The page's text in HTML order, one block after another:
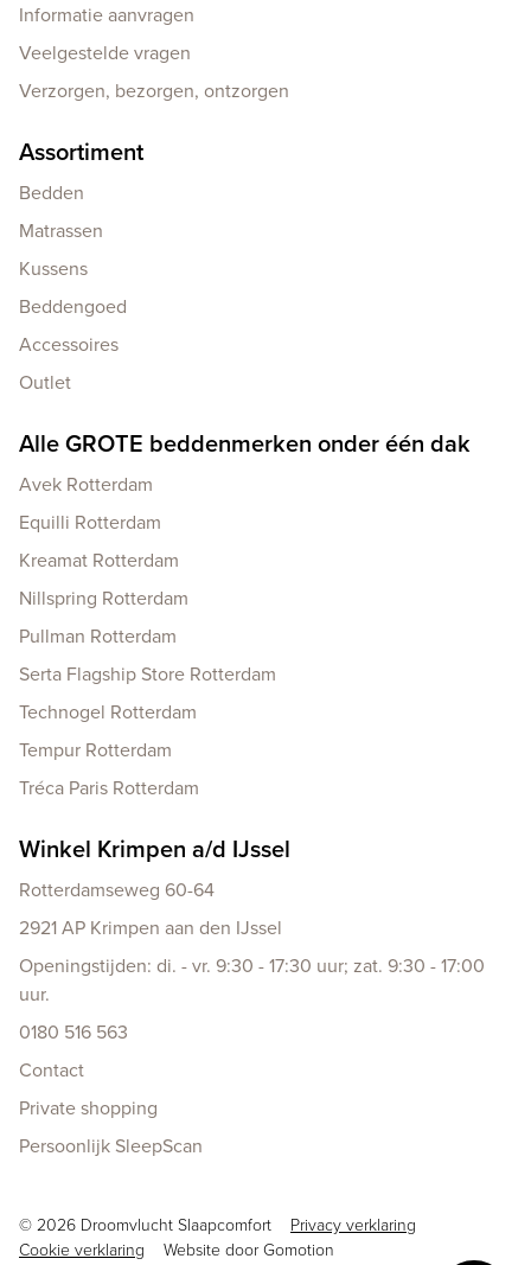
Informatie aanvragen
Veelgestelde vragen
Verzorgen, bezorgen, ontzorgen
Assortiment
Bedden
Matrassen
Kussens
Beddengoed
Accessoires
Outlet
Alle GROTE beddenmerken onder één dak
Avek Rotterdam
Equilli Rotterdam
Kreamat Rotterdam
Nillspring Rotterdam
Pullman Rotterdam
Serta Flagship Store Rotterdam
Technogel Rotterdam
Tempur Rotterdam
Tréca Paris Rotterdam
Winkel Krimpen a/d IJssel
Rotterdamseweg 60-64
2921 AP Krimpen aan den IJssel
Openingstijden: di. - vr. 9:30 - 17:30 uur; zat. 9:30 - 17:00
uur.
0180 516 563
Contact
Private shopping
Persoonlijk SleepScan
Copyright navigation
© 2026 Droomvlucht Slaapcomfort
Privacy verklaring
Cookie verklaring
Website doorGomotion